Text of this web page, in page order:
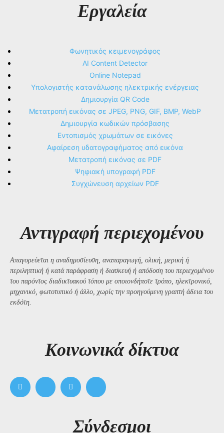
Εργαλεία
Φωνητικός κειμενογράφος
AI Content Detector
Online Notepad
Υπολογιστής κατανάλωσης ηλεκτρικής ενέργειας
Δημιουργία QR Code
Μετατροπή εικόνας σε JPEG, PNG, GIF, BMP, WebP
Δημιουργία κωδικών πρόσβασης
Εντοπισμός χρωμάτων σε εικόνες
Αφαίρεση υδατογραφήματος από εικόνα
Μετατροπή εικόνας σε PDF
Ψηφιακή υπογραφή PDF
Συγχώνευση αρχείων PDF
Αντιγραφή περιεχομένου
Απαγορεύεται η αναδημοσίευση, αναπαραγωγή, ολική, μερική ή
περιληπτική ή κατά παράφραση ή διασκευή ή απόδοση του περιεχομένου
του παρόντος διαδικτυακού τόπου με οποιονδήποτε τρόπο, ηλεκτρονικό,
μηχανικό, φωτοτυπικό ή άλλο, χωρίς την προηγούμενη γραπτή άδεια του
εκδότη.
Kοινωνικά δίκτυα
Σύνδεσμοι